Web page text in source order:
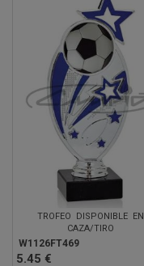
TROFEO DISPONIBLE EN
CAZA/TIRO
W1126FT469
5.45 €